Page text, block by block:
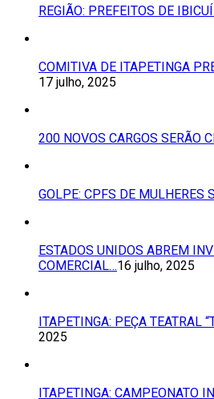
REGIÃO: PREFEITOS DE
COMITIVA DE ITAPETINGA
17 julho, 2025
200 NOVOS CARGOS SERÃO
GOLPE: CPFS DE MULHERES
ESTADOS UNIDOS ABREM
COMERCIAL…16 julho, 2025
ITAPETINGA: PEÇA TEATRAL
2025
ITAPETINGA: CAMPEONATO